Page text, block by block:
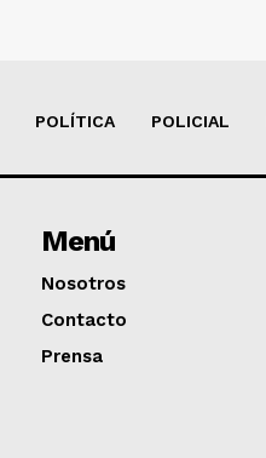
POLÍTICA POLICIAL
Menú
Nosotros
Contacto
Prensa